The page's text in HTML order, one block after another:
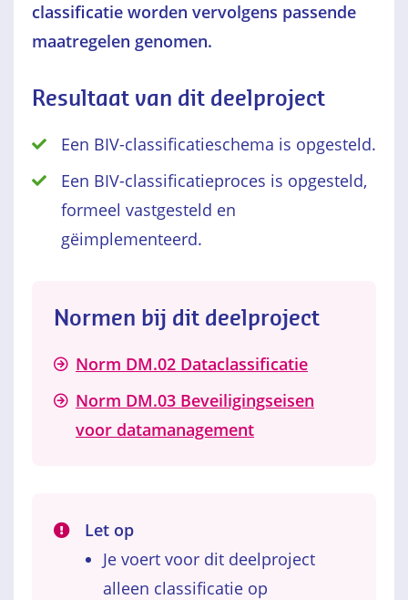
classificatie worden vervolgens passende
maatregelen genomen.
Resultaat van dit deelproject
Een BIV-classificatieschema is opgesteld.
Een BIV-classificatieproces is opgesteld,
formeel vastgesteld en
gëimplementeerd.
Normen bij dit deelproject
Norm DM.02 Dataclassificatie
Norm DM.03 Beveiligingseisen
voor datamanagement
Let op
Je voert voor dit deelproject
alleen classificatie op